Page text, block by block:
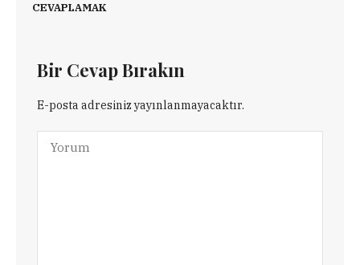
CEVAPLAMAK
Bir Cevap Bırakın
E-posta adresiniz yayınlanmayacaktır.